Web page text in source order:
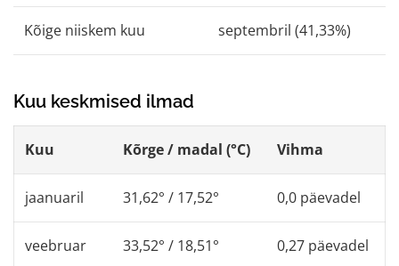
Kõige niiskem kuu septembril (41,33%)
Kuu keskmised ilmad
Kuu Kõrge / madal (°C) Vihma
jaanuaril 31,62° / 17,52° 0,0 päevadel
veebruar 33,52° / 18,51° 0,27 päevadel